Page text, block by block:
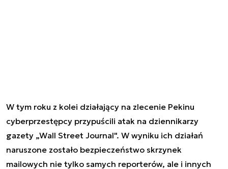
W tym roku z kolei działający na zlecenie Pekinu
cyberprzestępcy przypuścili atak na dziennikarzy
gazety „Wall Street Journal". W wyniku ich działań
naruszone zostało bezpieczeństwo skrzynek
mailowych nie tylko samych reporterów, ale i innych